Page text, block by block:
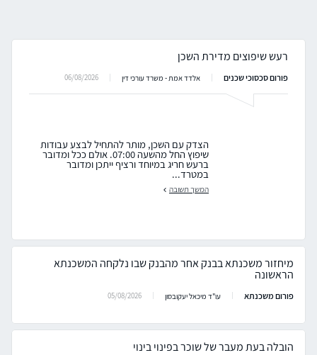
רעש שיפוצים מדירת השכן
פורום סכסוכי שכנים אלדד אמת - משרד עורכי דין 06/08/2026
הצדק עם השכן, מותר להתחיל לבצע עבודות
שיפוץ החל מהשעה 07:00. אולם ככל ומדובר
ברעש חריג במיוחד ורציף ייתכן ומדובר
במטרד...
המשך תשובה
מיחזור משכנתא בבנק אחר מהבנק שבו נלקחה המשכנתא
הראשונה
פורום משכנתא עו"ד מיכאל יעקובסון 05/08/2026
הובלה בעת מעבר של שוכר בפינוי בינוי